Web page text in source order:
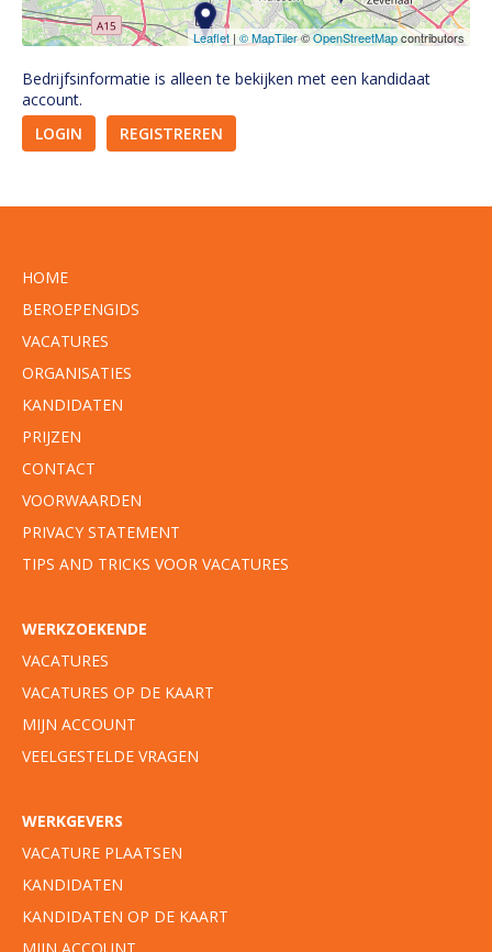
Leaflet | © MapTiler©OpenStreetMapcontributors
Bedrijfsinformatie is alleen te bekijken met een kandidaat
account.
LOGIN
REGISTREREN
HOME
BEROEPENGIDS
VACATURES
ORGANISATIES
KANDIDATEN
PRIJZEN
CONTACT
VOORWAARDEN
PRIVACY STATEMENT
TIPS AND TRICKS VOOR VACATURES
WERKZOEKENDE
VACATURES
VACATURES OP DE KAART
MIJN ACCOUNT
VEELGESTELDE VRAGEN
WERKGEVERS
VACATURE PLAATSEN
KANDIDATEN
KANDIDATEN OP DE KAART
MIJN ACCOUNT